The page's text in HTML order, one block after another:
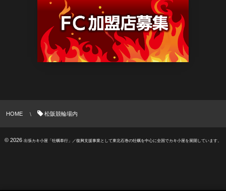
HOME 松阪競輪場内
© 2026 出張カキ小屋「牡蠣奉行」／復興支援事業として東北石巻の牡蠣を中心に全国でカキ小屋を展開しています。